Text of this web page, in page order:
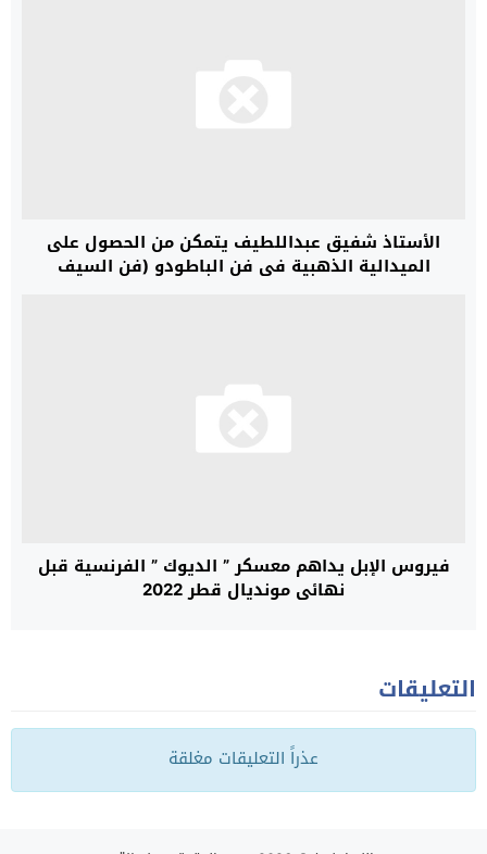
الأستاذ شفيق عبداللطيف يتمكن من الحصول على
الميدالية الذهبية في فن الباطودو (فن السيف
فيروس الإبل يداهم معسكر ” الديوك ” الفرنسية قبل
نهائي مونديال قطر 2022
التعليقات
عذراً التعليقات مغلقة